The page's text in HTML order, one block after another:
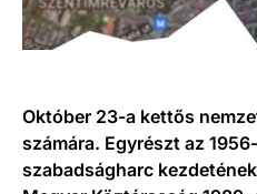
Október 23-a kettős
számára. Egyrészt az
szabadságharc